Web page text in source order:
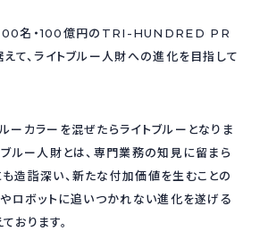
Products&Service
100名・100億円のTRI-HUNDRED PR
て、ライトブルー人財への進化を目指して
ーカラーを混ぜたらライトブルーとなりま
ブルー人財とは、専門業務の知見に留まら
造詣深い、新たな付加価値を生むことの
ロボットに追いつかれない進化を遂げる
おります。